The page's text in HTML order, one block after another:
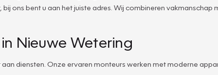
ons bent u aan het juiste adres. Wij combineren
Nieuwe Wetering
diensten. Onze ervaren monteurs werken met moderne